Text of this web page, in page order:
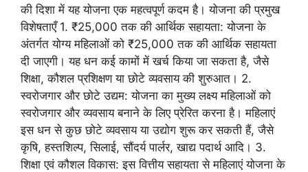
की दिशा में यह योजना एक महत्वपूर्ण कदम है। योजना की प्रमुख
विशेषताएँ 1. ₹25,000 तक की आर्थिक सहायता: योजना के
अंतर्गत योग्य महिलाओं को ₹25,000 तक की आर्थिक सहायता
दी जाएगी। यह धन कई कामों में खर्च किया जा सकता है, जैसे
शिक्षा, कौशल प्रशिक्षण या छोटे व्यवसाय की शुरुआत। 2.
स्वरोजगार और छोटे उद्यम: योजना का मुख्य लक्ष्य महिलाओं को
स्वरोजगार और व्यवसाय बनाने के लिए प्रेरित करना है। महिलाएं
इस धन से कुछ छोटे व्यवसाय या उद्योग शुरू कर सकती हैं, जैसे
कृषि, हस्तशिल्प, सिलाई, सौंदर्य पार्लर, खाद्य पदार्थ आदि। 3.
शिक्षा एवं कौशल विकास: इस वित्तीय सहायता से महिलाएं योजना के